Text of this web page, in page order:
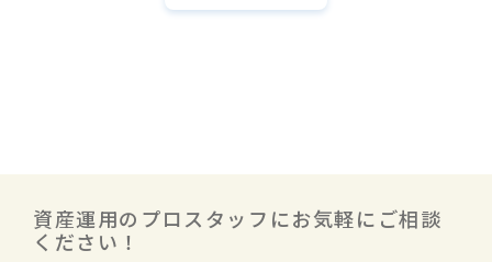
資産運用のプロスタッフにお気軽にご相談
ください！